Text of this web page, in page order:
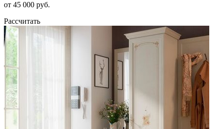
от 45 000 руб.
Рассчитать